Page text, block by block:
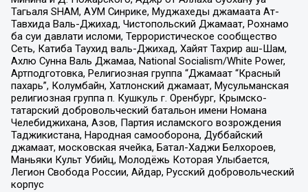
Тагьаля SHAM, АУМ Синрике, Муджахеды джамаата Ат-
Тавхида Валь-Джихад, Чистопольский Джамаат, Рохнамо
ба суи давлати исломи, Террористическое сообщество
Сеть, Катиба Таухид валь-Джихад, Хайят Тахрир аш-Шам,
Ахлю Сунна Валь Джамаа, National Socialism/White Power,
Артподготовка, Религиозная группа “Джамаат “Красный
пахарь”, Колумбайн, Хатлонский джамаат, Мусульманская
религиозная группа п. Кушкуль г. Оренбург, Крымско-
татарский добровольческий батальон имени Номана
Челебиджихана, Азов, Партия исламского возрождения
Таджикистана, Народная самооборона, Дуббайский
джамаат, московская ячейка, Батал-Хаджи Белхороев,
Маньяки Культ Убийц, Молодёжь Которая Улыбается,
Легион Свобода России, Айдар, Русский добровольческий
корпус